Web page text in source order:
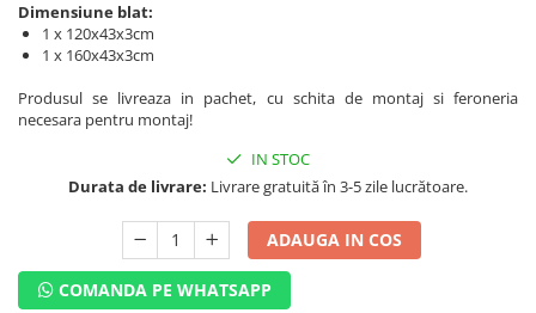
Dimensiune blat:
1 x 120x43x3cm
1 x 160x43x3cm
Produsul se livreaza in pachet, cu schita de montaj si feroneria
necesara pentru montaj!
IN STOC
Durata de livrare: Livrare gratuită în 3-5 zile lucrătoare.
ADAUGA IN COS
COMANDA PE WHATSAPP